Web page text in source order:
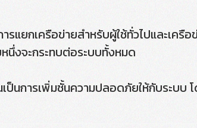
แยกเครือข่ายสำหรับผู้ใช้ทั่วไปและเค
นึ่งจะกระทบต่อระบบทั้งหมด
ป็นการเพิ่มชั้นความปลอดภัยให้กับระบบ